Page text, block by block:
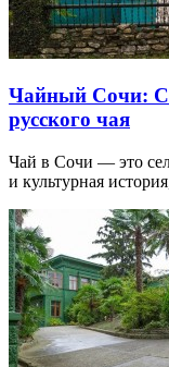
Чайный Сочи:
русского чая
Чай в Сочи — это
и культурная